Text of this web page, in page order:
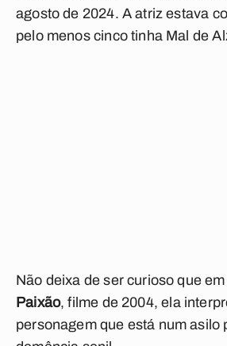
agosto de 2024. A atriz estava
pelo menos cinco tinha Mal de
Não deixa de ser curioso que em
Paixão, filme de 2004, ela
personagem que está num asilo